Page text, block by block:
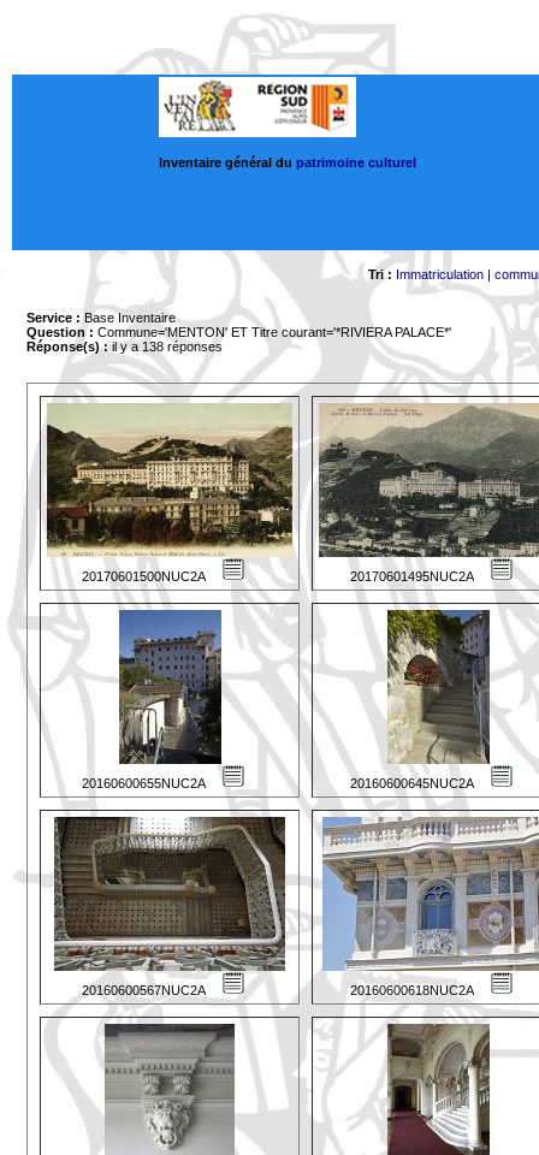
Inventaire général du patrimoine culturel
Tri : Immatriculation |
Service : Base Inventaire
Question : Commune='MENTON' ET Titre courant='*RIVIERA PALACE*'
Réponse(s) :il y a 138 réponses
20170601500NUC2A 20170601495NUC2A
20160600655NUC2A 20160600645NUC2A
20160600567NUC2A 20160600618NUC2A